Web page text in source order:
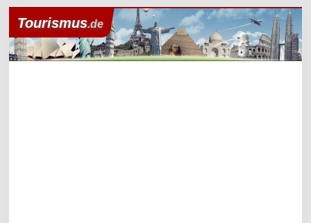
Tourismus.de